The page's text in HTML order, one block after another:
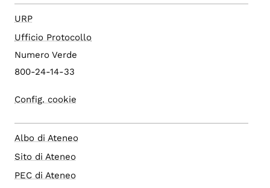
URP
Ufficio Protocollo
Numero Verde
800-24-14-33
Config. cookie
Albo di Ateneo
Sito di Ateneo
PEC di Ateneo